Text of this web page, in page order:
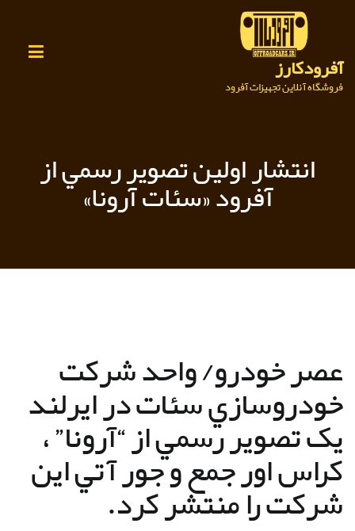
آفرودکارز
فروشگاه آنلاین تجهیزات آفرود
انتشار اولين تصوير رسمي از
آفرود «سئات آرونا»
عصر خودرو/ واحد شرکت
خودروسازي سئات در ايرلند
يک تصوير رسمي از “آرونا” ،
کراس اور جمع و جور آتي اين
شرکت را منتشر کرد.